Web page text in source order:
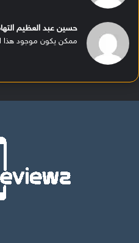
حسين عبد العظيم
ممكن يكون موجود هذا